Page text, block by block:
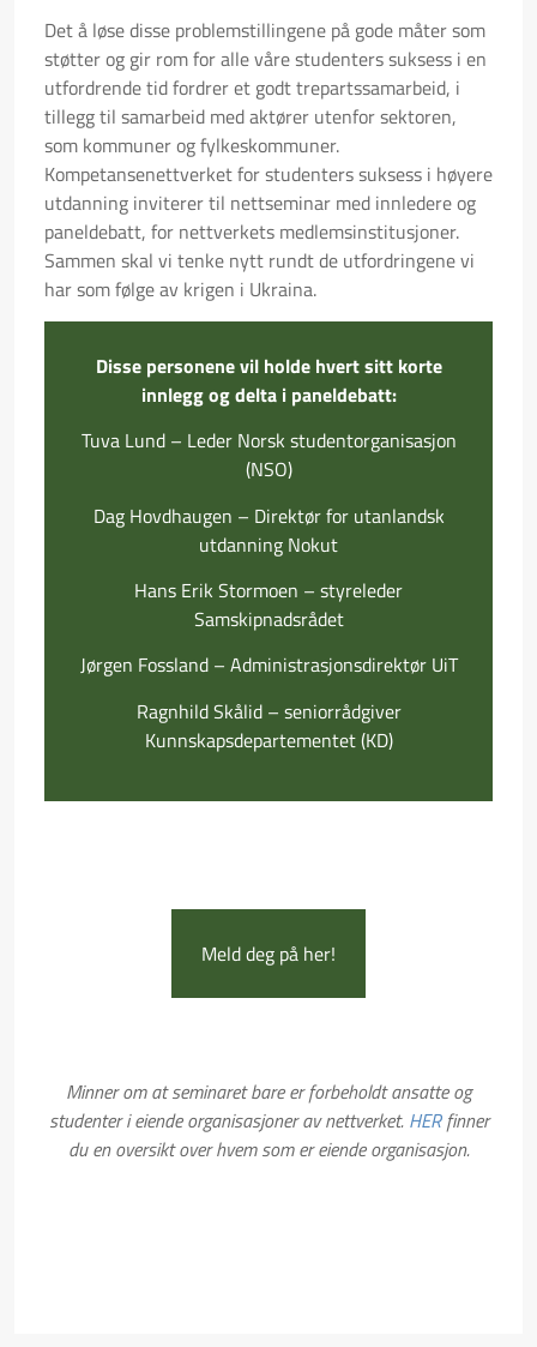
Det å løse disse problemstillingene på gode måter som
støtter og gir rom for alle våre studenters suksess i en
utfordrende tid fordrer et godt trepartssamarbeid, i
tillegg til samarbeid med aktører utenfor sektoren,
som kommuner og fylkeskommuner.
Kompetansenettverket for studenters suksess i høyere
utdanning inviterer til nettseminar med innledere og
paneldebatt, for nettverkets medlemsinstitusjoner.
Sammen skal vi tenke nytt rundt de utfordringene vi
har som følge av krigen i Ukraina.
Disse personene vil holde hvert sitt korte
innlegg og delta i paneldebatt:
Tuva Lund – Leder Norsk studentorganisasjon
(NSO)
Dag Hovdhaugen – Direktør for utanlandsk
utdanning Nokut
Hans Erik Stormoen – styreleder
Samskipnadsrådet
Jørgen Fossland – Administrasjonsdirektør UiT
Ragnhild Skålid – seniorrådgiver
Kunnskapsdepartementet (KD)
Meld deg på her!
Minner om at seminaret bare er forbeholdt ansatte og
studenter i eiende organisasjoner av nettverket. HERfinner
du en oversikt over hvem som er eiende organisasjon.